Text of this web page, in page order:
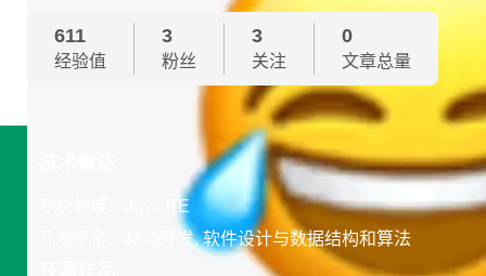
611
经验值
3
粉丝
3
关注
0
文章总量
专长领域：Java EE
开发平台：移动开发, 软件设计与数据结构和算法